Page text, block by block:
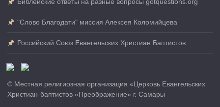
"Слово Благодати" миссия Алексея Коломийцева
Российский Союз Евангельских Христиан Баптистов
© Местная религиозная организация «Церковь Евангельских
Христиан-баптистов «Преображение» г. Самары